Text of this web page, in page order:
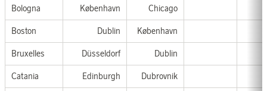
Bologna København Chicago
Boston Dublin København
Bruxelles Düsseldorf Dublin
Catania Edinburgh Dubrovnik